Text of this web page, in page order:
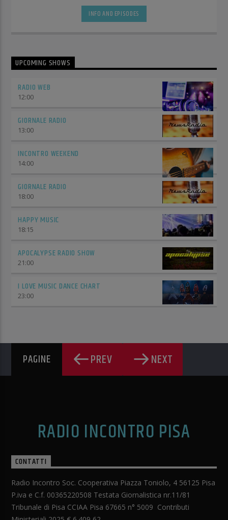
INFO AND EPISODES
UPCOMING SHOWS
RADIO WEB
12:00
GIORNALE RADIO
13:00
INCONTRO WEEKEND
14:00
GIORNALE RADIO
18:00
HAPPY MUSIC
18:15
APOCALYPSE RADIO SHOW
21:00
I LOVE MUSIC DANCE CHART
23:00
PAGINE PREV NEXT
RADIO INCONTRO PISA
CONTATTI
Radio Incontro Soc. Cooperativa Piazza Toniolo, 4 56125 Pisa
P.iva e C.f. 00365220508 Testata Giornalistica nr.11/81
Tribunale di Pisa CCIAA Pisa 67665 n° 5009 Contributi